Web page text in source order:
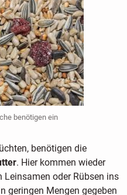
benötigen ein
benötigen die
. Hier kommen wieder
Leinsamen oder Rübsen ins
geringen Mengen gegeben